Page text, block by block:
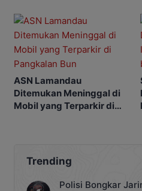
ASN Lamandau
Ditemukan Meninggal di
Mobil yang Terparkir di
Trending
Polisi Bongkar